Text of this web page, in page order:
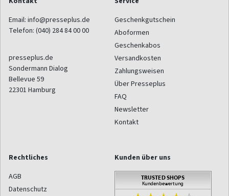
Email: info@presseplus.de
Telefon: (040) 284 84 00 00
presseplus.de
Sondermann Dialog
Bellevue 59
22301 Hamburg
Geschenkgutschein
Aboformen
Geschenkabos
Versandkosten
Zahlungsweisen
Über Presseplus
FAQ
Newsletter
Kontakt
Rechtliches
AGB
Datenschutz
Kunden über uns